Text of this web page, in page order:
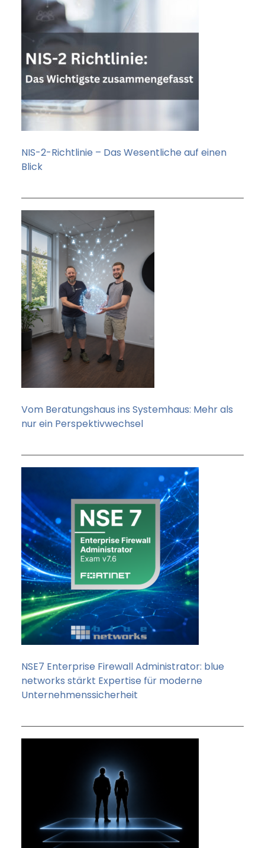
NIS-2-Richtlinie – Das Wesentliche auf einen
Blick
Vom Beratungshaus ins Systemhaus: Mehr als
nur ein Perspektivwechsel
NSE7 Enterprise Firewall Administrator: blue
networks stärkt Expertise für moderne
Unternehmenssicherheit